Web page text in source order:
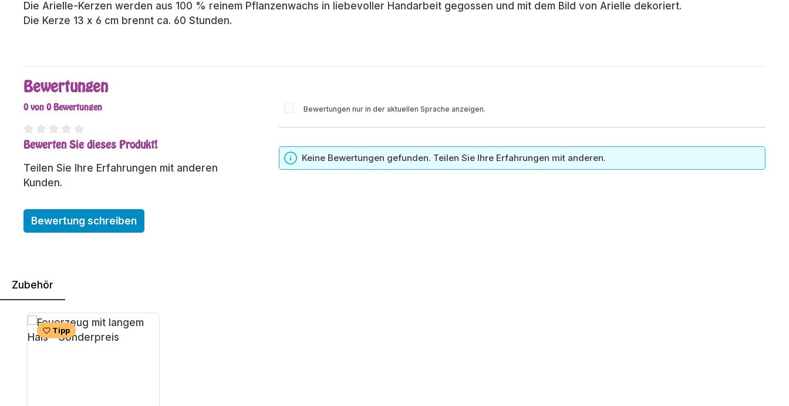
Die Arielle-Kerzen werden aus 100 % reinem Pflanzenwachs in liebevoller Handarbeit gegossen und mit dem Bild von Arielle dekoriert.
Die Kerze 13 x 6 cm brennt ca. 60 Stunden.
Bewertungen
0 von 0 Bewertungen
Durchschnittliche Bewertung von 0 von 5 Sternen
Bewerten Sie dieses Produkt!
Teilen Sie Ihre Erfahrungen mit anderen
Kunden.
Bewertung schreiben
Bewertungen nur in der aktuellen Sprache anzeigen.
Keine Bewertungen gefunden. Teilen Sie Ihre Erfahrungen mit anderen.
Zubehör
Produktgalerie überspringen
Tipp